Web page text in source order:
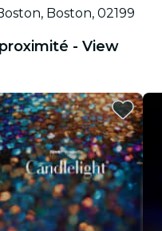
Boston, 02199
- View